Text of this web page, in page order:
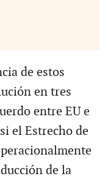
de estos
en tres
entre EU e
el Estrecho de
de la